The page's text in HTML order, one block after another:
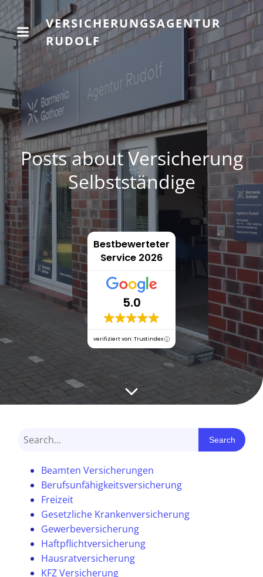
VERSICHERUNGSAGENTUR
RUDOLF
Posts about Versicherung
Selbstständige
Bestbewerteter
Service 2026
5.0
verifiziert von: Trustindex
Search
Beamten Versicherungen
Berufsunfähigkeitsversicherung
Freizeit
Gesetzliche Krankenversicherung
Gewerbeversicherung
Haftpflichtversicherung
Hausratversicherung
KFZ Versicherung